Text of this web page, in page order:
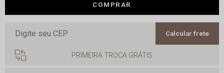
COMPRAR
Calcular frete
PRIMEIRA TROCA GRÁTIS